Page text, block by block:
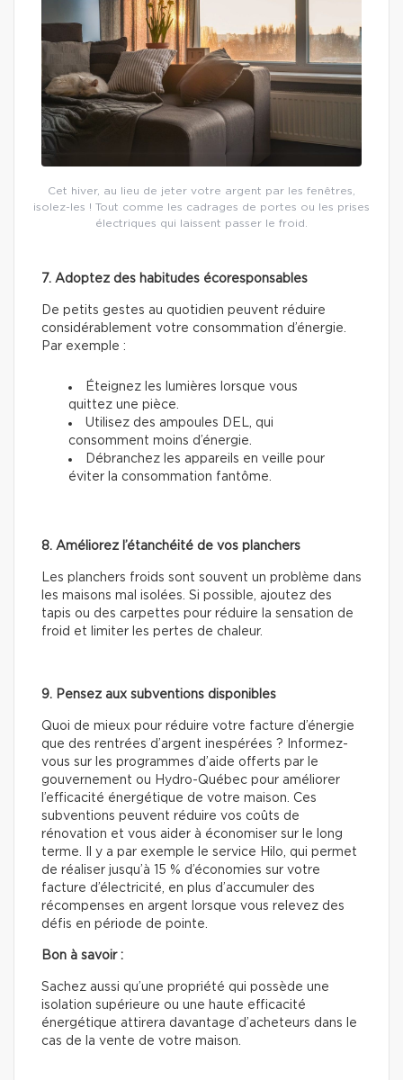
Cet hiver, au lieu de jeter votre argent par les fenêtres,
isolez-les ! Tout comme les cadrages de portes ou les prises
électriques qui laissent passer le froid.
7. Adoptez des habitudes écoresponsables
De petits gestes au quotidien peuvent réduire
considérablement votre consommation d’énergie.
Par exemple :
Éteignez les lumières lorsque vous
quittez une pièce.
Utilisez des ampoules DEL, qui
consomment moins d’énergie.
Débranchez les appareils en veille pour
éviter la consommation fantôme.
8. Améliorez l’étanchéité de vos planchers
Les planchers froids sont souvent un problème dans
les maisons mal isolées. Si possible, ajoutez des
tapis ou des carpettes pour réduire la sensation de
froid et limiter les pertes de chaleur.
9. Pensez aux subventions disponibles
Quoi de mieux pour réduire votre facture d’énergie
que des rentrées d’argent inespérées ? Informez-
vous sur les programmes d’aide offerts par le
gouvernement ou Hydro-Québec pour améliorer
l’efficacité énergétique de votre maison. Ces
subventions peuvent réduire vos coûts de
rénovation et vous aider à économiser sur le long
terme. Il y a par exemple le service Hilo, qui permet
de réaliser jusqu’à 15 % d’économies sur votre
facture d’électricité, en plus d’accumuler des
récompenses en argent lorsque vous relevez des
défis en période de pointe.
Bon à savoir :
Sachez aussi qu’une propriété qui possède une
isolation supérieure ou une haute efficacité
énergétique attirera davantage d’acheteurs dans le
cas de la vente de votre maison.